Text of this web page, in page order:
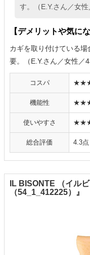
す。（E.Y.さん／女性
【デメリットや気に
カギを取り付けている
要。（E.Y.さん／女性／
コスパ
機能性
使いやすさ
総合評価 4.3点
IL BISONTE （イル
（54_1_412225）』